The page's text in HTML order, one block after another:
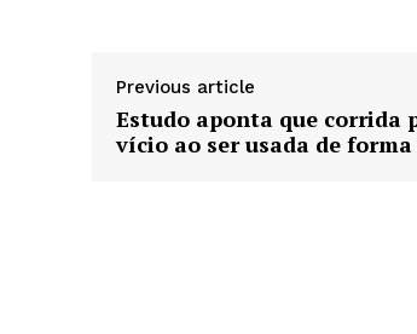
Previous article
Estudo aponta que corrida
vício ao ser usada de